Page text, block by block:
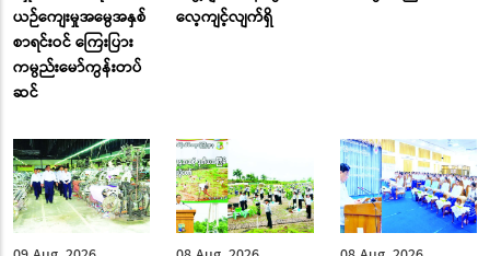
ယဉ်ကျေးမှုအမွေအနှစ်
စာရင်းဝင် ကြေးပြား
ကမ္ပည်းမော်ကွန်းတပ်
ဆင်
လေ့ကျင့်လျက်ရှိ